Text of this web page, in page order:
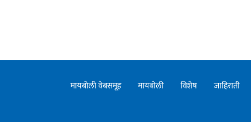
मायबोली वेबसमूह मायबोली विशेष जाहिराती